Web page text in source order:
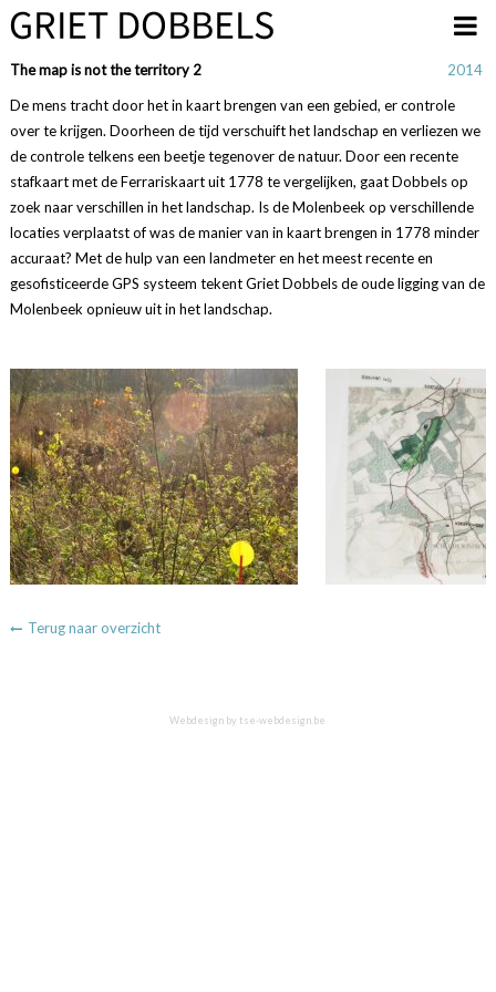
Overslaan en naar de inhoud gaan
The map is not the territory 2
2014
De mens tracht door het in kaart brengen van een gebied, er controle
over te krijgen. Doorheen de tijd verschuift het landschap en verliezen we
de controle telkens een beetje tegenover de natuur. Door een recente
stafkaart met de Ferrariskaart uit 1778 te vergelijken, gaat Dobbels op
zoek naar verschillen in het landschap. Is de Molenbeek op verschillende
locaties verplaatst of was de manier van in kaart brengen in 1778 minder
accuraat? Met de hulp van een landmeter en het meest recente en
gesofisticeerde GPS systeem tekent Griet Dobbels de oude ligging van de
Molenbeek opnieuw uit in het landschap.
Terug naar overzicht
Webdesign by tse-webdesign.be